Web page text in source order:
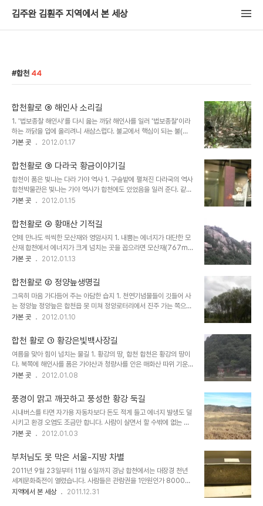
김주완 김훤주 지역에서 본 세상
합천 44
합천활로 ⑥ 해인사 소리길
1. '법보종찰 해인사'를 다시 읊는 까닭 해인사를 일러 '법보종찰'이라
하는 까닭을 입에 올리려니 새삼스럽다. 불교에서 핵심이 되는 불(佛)·
법(法)·승(僧)을 두고 '삼보(三寶)'라 하고 이 가운데 법보는 바로 부
문이라는 정도는 우리나라 대부분 사람이 알고 있기 때문이다. 그럼에
도 다시 이렇게 읊조릴 수밖에 없는 까닭은 올해 2011년에 이 대장경
이 만들어진지 1000년이 됐음을 기리는 '대장경 천년 세계 문화 축
전'이 해인사와 합천군과 창원시 일대에서 9월 23일부터 11월 6일까
지 45일 동안 열린다는 데 있다. 이른바 인류의 '위대한 기록 문화 유
새롭게 가늠해 보..
가본 곳 2012.01.17
합천활로 ⑤ 다라국 황금이야기길
합천이 품은 빛나는 다라 가야 역사 1. 구슬밭에 펼쳐진 다라국의 역사
합천박물관은 빛나는 가야 역사가 합천에도 있었음을 일러 준다. 같은
경남의 김해 가락국이나 함안 안라국, 고성 소가야, 창녕 비사벌은 물
이 있었던 것이다. 가야라 하면 많은 이들은 '대가야'나 '금관가야' 따
위만 있었던 것으로 여긴다. 이런 마당에 여러 가야 세력 가운데 '다라
국'이라는 존재가 여기 합천 땅에 있었음이 널리 알려졌을 리는 없다.
그러니 가야 할 길은 여전히 멀고도 험하다. 그러나 합천군 쌍책면 성
산리 합천박물관에 가면 일대 옥전(玉田:구슬밭)고분군 가야 유물들
디서 출토됐는지 출신 성..
가본 곳 2012.01.15
합천활로 ④ 황매산 기적길
언제 만나도 씩씩한 모산재와 영암사지 1. 내뿜는 에너지가 대단한 모
산재 합천에서 에너지가 크게 넘치는 곳을 꼽으라면 모산재(767m)
가 빠지지 않는다. 가회면에 있는데, 가장 높은 데가 1108m에 이르는
영암사지가 있는 아래에서 바라보면 그 바위들이 환하게 빛난다. 해인
사 가야산에서 비롯된 산줄기가 매화산 황매산을 지나 거침없이 뻗으
면서 그 기백이 모인 데가 바로 여기 모산재라는 얘기가 내려오는 까닭
이다. 그 엄청난 기운에 짓눌리지 않고 제대로 올려다보면 양쪽으로 둘
러선 바위들이 저마다 다른 모습으로 억센 사내 힘줄처럼 솟아 있다.
지 않게 자라고 있는데 이것들은 자..
가본 곳 2012.01.13
합천활로 ② 정양늪생명길
그윽히 마음 가다듬어 주는 아담한 습지 1. 천연기념물들이 깃들어 사
는 정양늪 정양늪은 합천읍 못 미쳐 정양로터리에서 진주 가는 쪽으로
난 도로를 한 100m 정도 가다 보면 왼쪽에 들머리가 나타난다. 정양
원해 황계폭포를 만든 황계천을 대양면에서 받아들인다. 이렇게 남동
쪽으로 흘러내리다가 북쪽으로 방향을 튼 아천천이, 서에서 동으로 흐
르는 황강이랑 만나지는 너른 지점에 만들어 놓은 습지가 바로 정양늪
이다. 합천에는 정양늪을 '호수'로 기억하는 이들이 많다. 원래는 황강
합류 지점에 길게 흙과 모래가 쌓여 경계가 지어지면서 그런 모양을 띠
람에 바닥이 얕아졌다. 한편으로는 그..
가본 곳 2012.01.10
합천 활로 ① 황강은빛백사장길
여름을 맞아 힘이 넘치는 물길 1. 황강의 땅, 합천 합천은 황강의 땅이
다. 북쪽에 해인사를 품은 가야산과 청량사를 안은 매화산 따위 기운찬
산악이 버티고 있지만 역사와 문화, 사람살이로 보자면 합천은 황강의
발원하지만 합천에 들어서면서 비로소 강다운 모습을 갖춘다. 합천읍
남서쪽에 있는 합천댐도 1988년 들어서기는 했지만 합천을 합천이게
하는 명소로 자리잡았다. 게다가 가까운 대병면의 악견산·금성산·허굴
산 같은 산들이 그다지 높지 않으면서도 명산으로 대접받는 까닭이 다
황강에 이어져 있어 골짜기와 들판 풍경이 아름답기 때문이다. 하지만
들이 황강과 깊숙이 연관돼..
가본 곳 2012.01.08
풍경이 맑고 깨끗하고 풍성한 황강 둑길
시내버스를 타면 자가용 자동차보다 돈도 적게 들고 에너지 발생도 덜
시키고 환경 오염도 조금만 합니다. 사람이 살면서 할 수밖에 없는 나
쁜 짓을 줄이는 셈입니다. 시내버스를 타면 아울러 이웃들 부대끼며 살
취지로 2011년 한 해 동안 진행해온 '시내버스 타고 우리 지역 10배
즐기기'가 이번으로 끝납니다. 마지막 나들이는 합천 황강 둑길로 잡았
습니다. 합천 청덕면 가현 마을에서 쌍책면 성산 마을까지 이어집니다.
이리 꼬불 저리 비틀 휘어져 흐르는 황강에는 물도 모래도 갈대도 풍성
했습니다. 끄트머리에는 이곳 1500년 전 가야 세력 다라국의 역사를
가본 곳 2012.01.03
부처님도 못 막은 서울-지방 차별
2011년 9월 23일부터 11월 6일까지 경남 합천에서는 대장경 천년
세계문화축전이 열렸습니다. 사람들은 관람권을 1만원인가 8000원
인가를 주고 사서 들어가 구경을 하곤 했습니다. 이 가운데 합천 해인
지역에서 본 세상 2011.12.31